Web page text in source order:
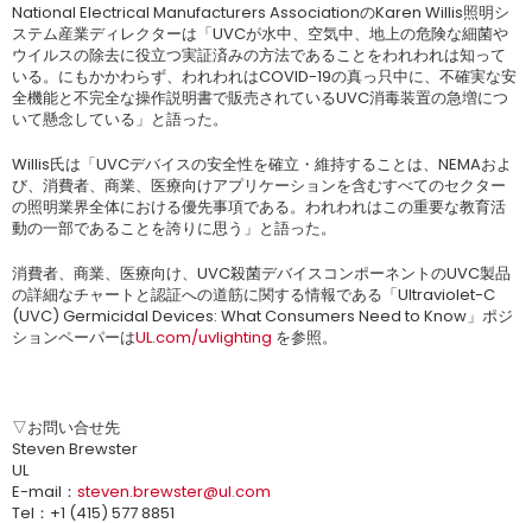
National Electrical Manufacturers AssociationのKaren Willis照明シ
ステム産業ディレクターは「UVCが水中、空気中、地上の危険な細菌や
ウイルスの除去に役立つ実証済みの方法であることをわれわれは知って
いる。にもかかわらず、われわれはCOVID-19の真っ只中に、不確実な安
全機能と不完全な操作説明書で販売されているUVC消毒装置の急増につ
いて懸念している」と語った。
Willis氏は「UVCデバイスの安全性を確立・維持することは、NEMAおよ
び、消費者、商業、医療向けアプリケーションを含むすべてのセクター
の照明業界全体における優先事項である。われわれはこの重要な教育活
動の一部であることを誇りに思う」と語った。
消費者、商業、医療向け、UVC殺菌デバイスコンポーネントのUVC製品
の詳細なチャートと認証への道筋に関する情報である「Ultraviolet-C
(UVC) Germicidal Devices: What Consumers Need to Know」ポジ
ションペーパーはUL.com/uvlighting を参照。
▽お問い合せ先
Steven Brewster
UL
E-mail： steven.brewster@ul.com
Tel：+1 (415) 577 8851